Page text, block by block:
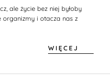
ale życie bez niej byłoby
organizmy i otacza nas z
WIĘCEJ